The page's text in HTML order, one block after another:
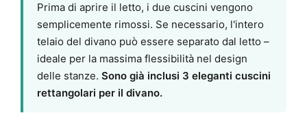
Prima di aprire il letto, i due cuscini vengono
semplicemente rimossi. Se necessario, l'intero
telaio del divano può essere separato dal letto –
ideale per la massima flessibilità nel design
delle stanze. Sono già inclusi 3 eleganti cuscini
rettangolari per il divano.